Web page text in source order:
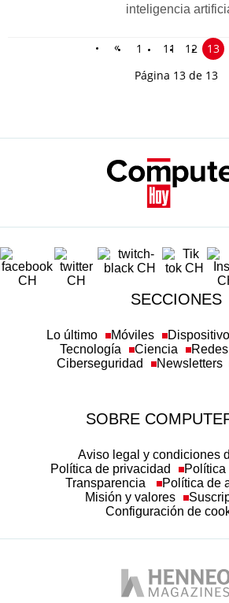
inteligencia
« 1 11 12
13
Página 13 de 13
SECCIONES
Lo último Móviles
Tecnología
Ciencia
Ciberseguridad
Newsletters
SOBRE
Aviso legal y condiciones
Política de privacidad
Política
Transparencia
Política de
Misión y valores
Configuración de